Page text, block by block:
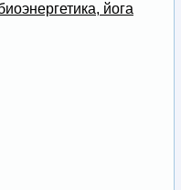
йога